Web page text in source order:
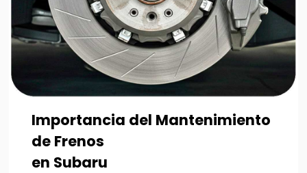
Importancia del Mantenimiento
de Frenos
en Subaru